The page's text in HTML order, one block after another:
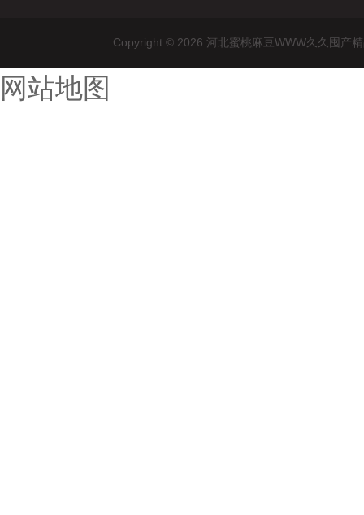
Copyright © 2026 河北蜜桃麻豆WWW久久囤产
网站地图